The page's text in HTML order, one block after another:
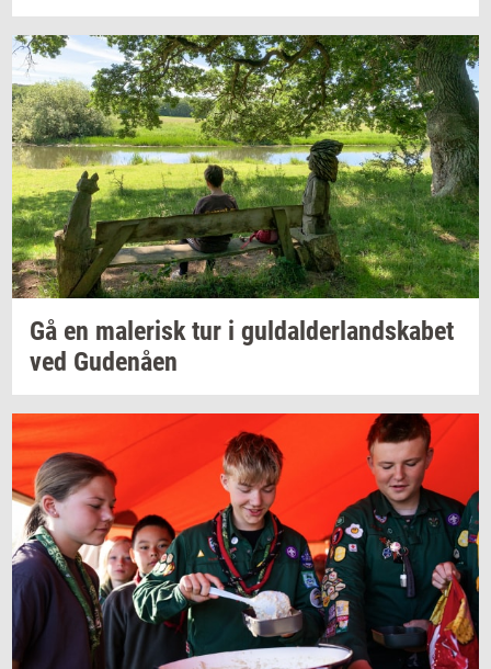
Gå en ma­le­risktur i gul­dal­der­land­ska­bet
ved Gu­denå­en